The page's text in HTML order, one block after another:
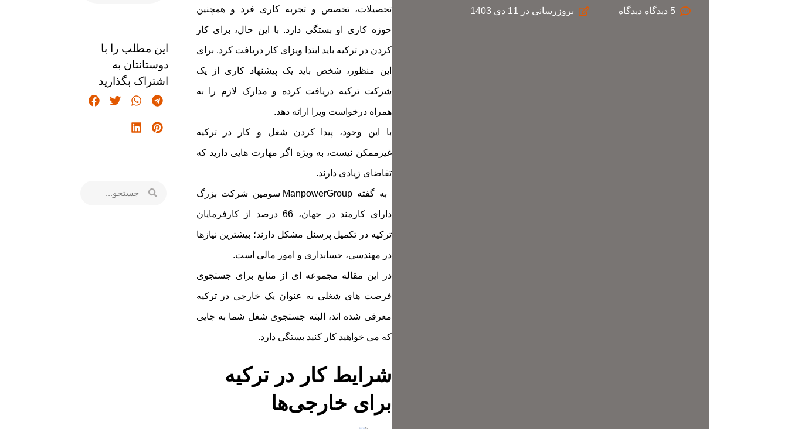
5 دیدگاه
بروزرسانی در 11 دی 1403 تحصیلات، تخصص و تجربه کاری فرد و همچنین
حوزه کاری او بستگی دارد. با این حال، برای کار
کردن در ترکیه باید ابتدا ویزای کار دریافت کرد. برای
این منظور، شخص باید یک پیشنهاد کاری از یک
شرکت ترکیه دریافت کرده و مدارک لازم را به
همراه درخواست ویزا ارائه دهد.
با این وجود، پیدا کردن شغل و کار در ترکیه
غیرممکن نیست، به ویژه اگر مهارت هایی دارید که
تقاضای زیادی دارند.
به گفته ManpowerGroup سومین شرکت بزرگ
دارای کارمند در جهان، 66 درصد از کارفرمایان
ترکیه در تکمیل پرسنل مشکل دارند؛ بیشترین نیازها
در مهندسی، حسابداری و امور مالی است.
در این مقاله مجموعه ای از منابع برای جستجوی
فرصت های شغلی به عنوان یک خارجی در ترکیه
معرفی شده اند، البته جستجوی شغل شما به جایی
که می خواهید کار کنید بستگی دارد.
شرایط کار در ترکیه
برای خارجی‌ها
این مطلب را با
دوستانتان به
اشتراک بگذارید